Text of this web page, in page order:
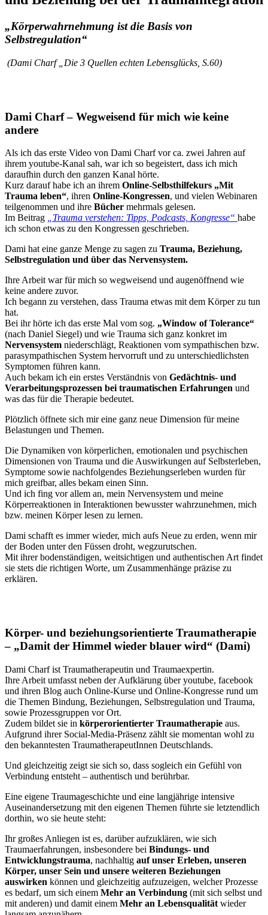
„Körperwahrnehmung ist die Basis von
Selbstregulation“
(Dami Charf „Die 3 Quellen echten Lebensglücks, S.60)
Dami Charf – Wegweisend für mich wie keine
andere
Als ich das erste Video von Dami Charf vor ca. zwei Jahren auf
ihrem youtube-Kanal sah, war ich so begeistert, dass ich mich
daraufhin durch den ganzen Kanal hörte.
Kurz darauf habe ich an ihrem Online-Selbsthilfekurs „Mit
Trauma leben“, ihren Online-Kongressen, und vielen Webinaren
teilgenommen und ihre Bücher mehrmals gelesen.
Im Beitrag
„Trauma verstehen: Tipps, Podcasts, Kongresse“ habe
ich schon etwas zu den Kongressen geschrieben.
Dami hat eine ganze Menge zu sagen zu Trauma, Beziehung,
Selbstregulation und über das Nervensystem.
Ihre Arbeit war für mich so wegweisend und augenöffnend wie
keine andere zuvor.
Ich begann zu verstehen, dass Trauma etwas mit dem Körper zu tun
hat.
Bei ihr hörte ich das erste Mal vom sog. „Window of Tolerance“
(nach Daniel Siegel) und wie Trauma sich ganz konkret im
Nervensystem niederschlägt, Reaktionen vom sympathischen bzw.
parasympathischen System hervorruft und zu unterschiedlichsten
Symptomen führen kann.
Auch bekam ich ein erstes Verständnis von Gedächtnis- und
Verarbeitungsprozessen bei traumatischen Erfahrungen und
was das für die Therapie bedeutet.
Plötzlich öffnete sich mir eine ganz neue Dimension für meine
Belastungen und Themen.
Die Dynamiken von körperlichen, emotionalen und psychischen
Dimensionen von Trauma und die Auswirkungen auf Selbsterleben,
Symptome sowie nachfolgendes Beziehungserleben wurden für
mich greifbar, alles bekam einen Sinn.
Und ich fing vor allem an, mein Nervensystem und meine
Körperreaktionen in Interaktionen bewusster wahrzunehmen, mich
bzw. meinen Körper lesen zu lernen.
Dami schafft es immer wieder, mich aufs Neue zu erden, wenn mir
der Boden unter den Füssen droht, wegzurutschen.
Mit ihrer bodenständigen, weitsichtigen und authentischen Art findet
sie stets die richtigen Worte, um Zusammenhänge präzise zu
erklären.
Körper- und beziehungsorientierte Traumatherapie
– „Damit der Himmel wieder blauer wird“ (Dami)
Dami Charf ist Traumatherapeutin und Traumaexpertin.
Ihre Arbeit umfasst neben der Aufklärung über youtube, facebook
und ihren Blog auch Online-Kurse und Online-Kongresse rund um
die Themen Bindung, Beziehungen, Selbstregulation und Trauma,
sowie Prozessgruppen vor Ort.
Zudem bildet sie in körperorientierter Traumatherapie aus.
Aufgrund ihrer Social-Media-Präsenz zählt sie momentan wohl zu
den bekanntesten TraumatherapeutInnen Deutschlands.
Und gleichzeitig zeigt sie sich so, dass sogleich ein Gefühl von
Verbindung entsteht – authentisch und berührbar.
Eine eigene Traumageschichte und eine langjährige intensive
Auseinandersetzung mit den eigenen Themen führte sie letztendlich
dorthin, wo sie heute steht:
Ihr großes Anliegen ist es, darüber aufzuklären, wie sich
Traumaerfahrungen, insbesondere bei Bindungs- und
Entwicklungstrauma, nachhaltig auf unser Erleben, unseren
Körper, unser Sein und unsere weiteren Beziehungen
auswirken können und gleichzeitig aufzuzeigen, welcher Prozesse
es bedarf, um sich einem Mehr an Verbindung (mit sich selbst und
mit anderen) und damit einem Mehr an Lebensqualität wieder